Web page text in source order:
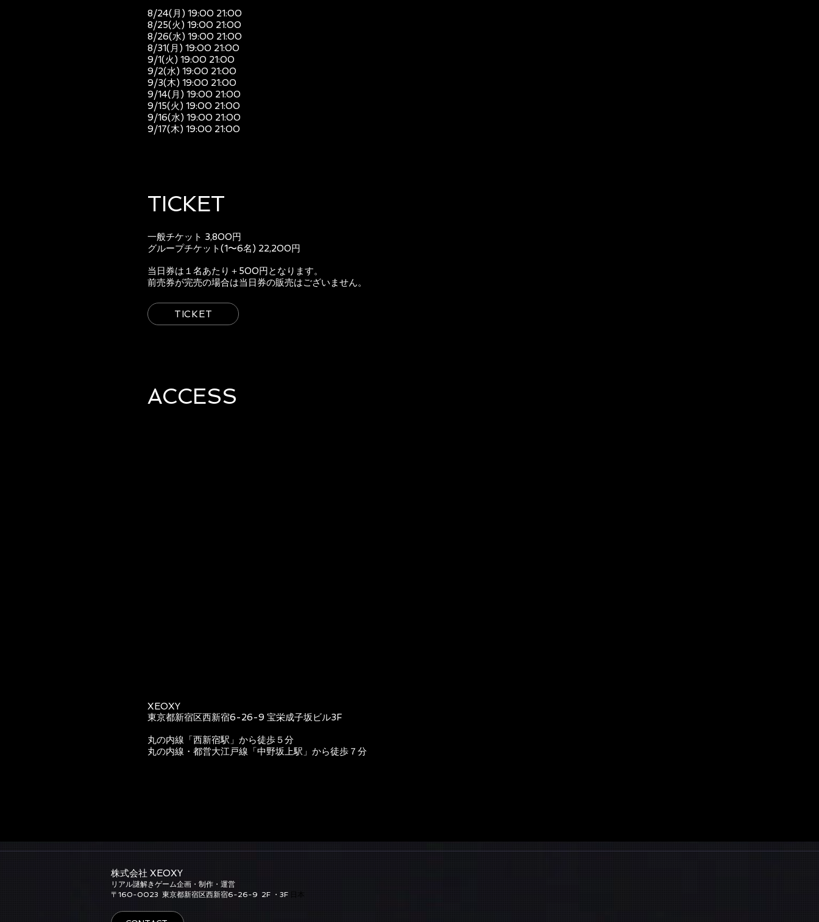
8/24(月) 19:00 21:00
8/25(火) 19:00 21:00
8/26(水) 19:00 21:00
8/31(月) 19:00 21:00
9/1(火) 19:00 21:00
9/2(水) 19:00 21:00
9/3(木) 19:00 21:00
9/14(月) 19:00 21:00
9/15(火) 19:00 21:00
9/16(水) 19:00 21:00
9/17(木) 19:00 21:00
TICKET
一般チケット 3,800円
グループチケット(1〜6名) 22,200円
当日券は１名あたり＋500円となります。
前売券が完売の場合は当日券の販売はございません。
TICKET
ACCESS
XEOXY
東京都新宿区西新宿6-26-9 宝栄成子坂ビル3F
丸の内線「西新宿駅」から徒歩５分
丸の内線・都営大江戸線「中野坂上駅」から徒歩７分
株式会社 XEOXY​
リアル謎解きゲーム企画・制作・運営
​〒160-0023 東京都新宿区西新宿6-26-9 2F ・3F